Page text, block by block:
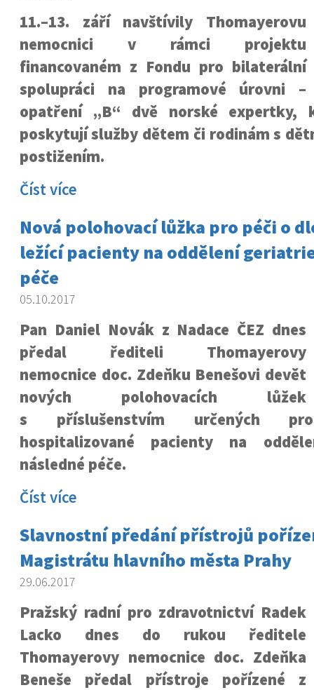
11.–13. září navštívily Thomayerovu
nemocnici v rámci projektu
financovaném z Fondu pro bilaterální
spolupráci na programové úrovni –
opatření „B“ dvě norské expertky,
poskytují služby dětem či rodinám s
postižením.
Číst více
Nová polohovací lůžka pro péči o
ležící pacienty na oddělení
péče
05.10.2017
Pan Daniel Novák z Nadace ČEZ dnes
předal řediteli Thomayerovy
nemocnice doc. Zdeňku Benešovi devět
nových polohovacích lůžek
s příslušenstvím určených
hospitalizované pacienty na
následné péče.
Číst více
Slavnostní předání přístrojů
Magistrátu hlavního města Prahy
29.06.2017
Pražský radní pro zdravotnictví Radek
Lacko dnes do rukou ředitele
Thomayerovy nemocnice doc. Zdeňka
Beneše předal přístroje pořízené z